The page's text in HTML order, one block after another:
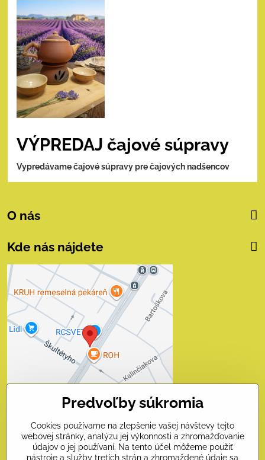
VÝPREDAJ čajové súpravy
Vypredávame čajové súpravy pre čajových nadšencov
O nás
Kde nás nájdete
Externý obsah je
blokovaný Voľbami
súkromia
Prajete si načítať externý obsah?
Povoliť tentokrát
Povoliť a zapamätať - súhlas
s druhom cookie: Funkčné
Otvoriť obsah v novom okne
Predvoľby súkromia
Cookies používame na zlepšenie vašej návštevy tejto
webovej stránky, analýzu jej výkonnosti a zhromažďovanie
údajov o jej používaní. Na tento účel môžeme použiť
nástroje a služby tretích strán a zhromaždené údaje sa